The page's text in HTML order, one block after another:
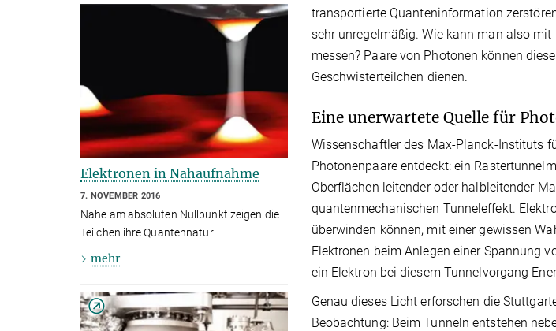
transportierte Quanteninformation
sehr unregelmäßig. Wie kann man also
messen? Paare von Photonen können
Geschwisterteilchen dienen.
Eine unerwartete Quelle für
Wissenschaftler des Max-Planck-Instituts
Photonenpaare entdeckt: ein
Oberflächen leitender oder halbleitender
quantenmechanischen Tunneleffekt.
überwinden können, mit einer gewissen
Elektronen beim Anlegen einer Spannung
ein Elektron bei diesem Tunnelvorgang
Genau dieses Licht erforschen die
Beobachtung: Beim Tunneln entstehen
Elektronen in Nahaufnahme
7. NOVEMBER 2016
Nahe am absoluten Nullpunkt zeigen die
Teilchen ihre Quantennatur
mehr